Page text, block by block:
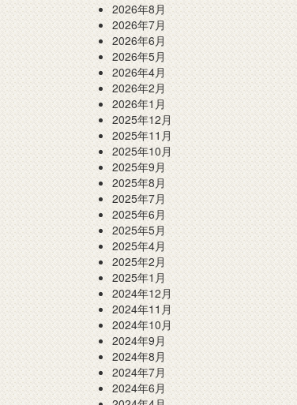
2026年8月
2026年7月
2026年6月
2026年5月
2026年4月
2026年2月
2026年1月
2025年12月
2025年11月
2025年10月
2025年9月
2025年8月
2025年7月
2025年6月
2025年5月
2025年4月
2025年2月
2025年1月
2024年12月
2024年11月
2024年10月
2024年9月
2024年8月
2024年7月
2024年6月